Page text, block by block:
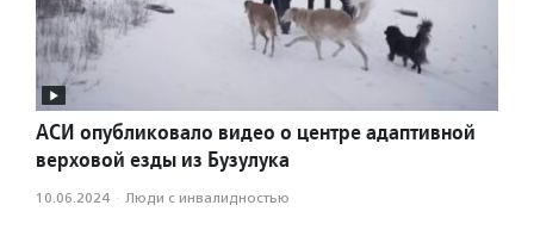
АСИ опубликовало видео о центре адаптивной
верховой езды из Бузулука
10.06.2024 · Люди с инвалидностью